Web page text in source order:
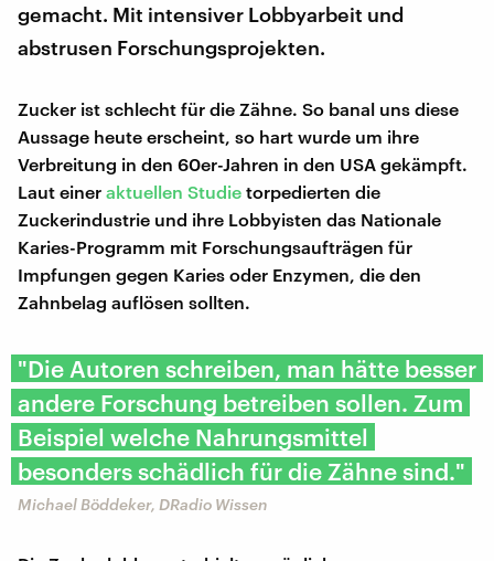
gemacht. Mit intensiver Lobbyarbeit und
abstrusen Forschungsprojekten.
Zucker ist schlecht für die Zähne. So banal uns diese
Aussage heute erscheint, so hart wurde um ihre
Verbreitung in den 60er-Jahren in den USA gekämpft.
Laut einer aktuellen Studie torpedierten die
Zuckerindustrie und ihre Lobbyisten das Nationale
Karies-Programm mit Forschungsaufträgen für
Impfungen gegen Karies oder Enzymen, die den
Zahnbelag auflösen sollten.
"Die Autoren schreiben, man hätte besser
andere Forschung betreiben sollen. Zum
Beispiel welche Nahrungsmittel
besonders schädlich für die Zähne sind."
Michael Böddeker, DRadio Wissen